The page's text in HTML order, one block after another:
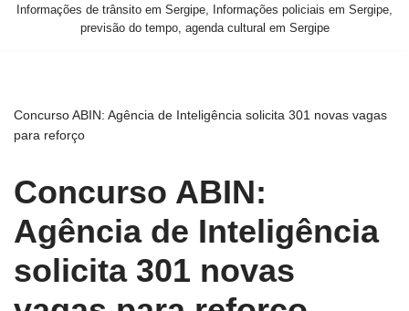
Informações de trânsito em Sergipe, Informações policiais em Sergipe,
previsão do tempo, agenda cultural em Sergipe
Concurso ABIN: Agência de Inteligência solicita 301 novas vagas
para reforço
Concurso ABIN:
Agência de Inteligência
solicita 301 novas